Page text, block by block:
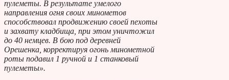
пулеметы. В результате умелого
направления огня своих минометов
способствовал продвижению своей пехоты
и захвату кладбища, при этом уничтожил
до 40 немцев. В бою под деревней
Орешенка, корректируя огонь минометной
роты подавил 1 ручной и 1 станковый
пулеметы».